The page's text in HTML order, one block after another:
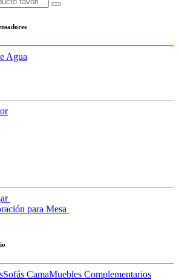
Agua
para Mesa
Sofás CamaMuebles Complementarios